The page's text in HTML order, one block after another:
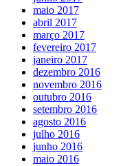
maio 2017
abril 2017
março 2017
fevereiro 2017
janeiro 2017
dezembro 2016
novembro 2016
outubro 2016
setembro 2016
agosto 2016
julho 2016
junho 2016
maio 2016